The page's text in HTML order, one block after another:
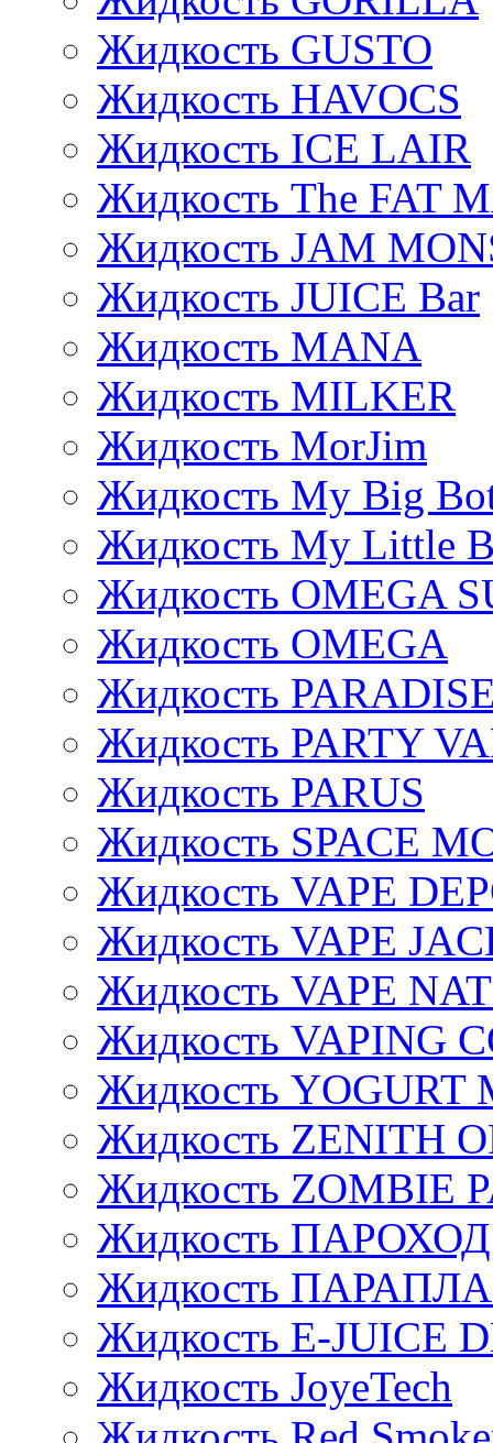
Жидкость GUSTO
Жидкость HAVOCS
Жидкость ICE LAIR
Жидкость The FAT
Жидкость JAM
Жидкость JUICE Bar
Жидкость MANA
Жидкость MILKER
Жидкость MorJim
Жидкость My Big
Жидкость My Little
Жидкость OMEGA
Жидкость OMEGA
Жидкость
Жидкость PARTY
Жидкость PARUS
Жидкость SPACE
Жидкость VAPE
Жидкость VAPE
Жидкость VAPE
Жидкость VAPING
Жидкость YOGURT
Жидкость ZENITH
Жидкость ZOMBIE
Жидкость ПАРОХОД
Жидкость
Жидкость E-JUIСE
Жидкость JoyeTech